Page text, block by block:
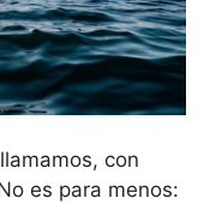
con
es para menos: